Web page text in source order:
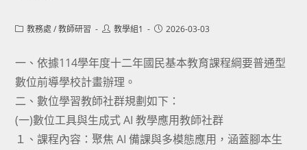
Post教務處 / 教師研習
Post教學組1
Post2026-03-03
一、依據114學年度十二年國民基本教育課程綱要普通型
數位前導學校計畫辦理。
二、數位學習教師社群規劃如下：
(一)數位工具與生成式 AI 教學應用教師社群
１、課程內容：聚焦 AI 備課與多模態應用，涵蓋腳本生